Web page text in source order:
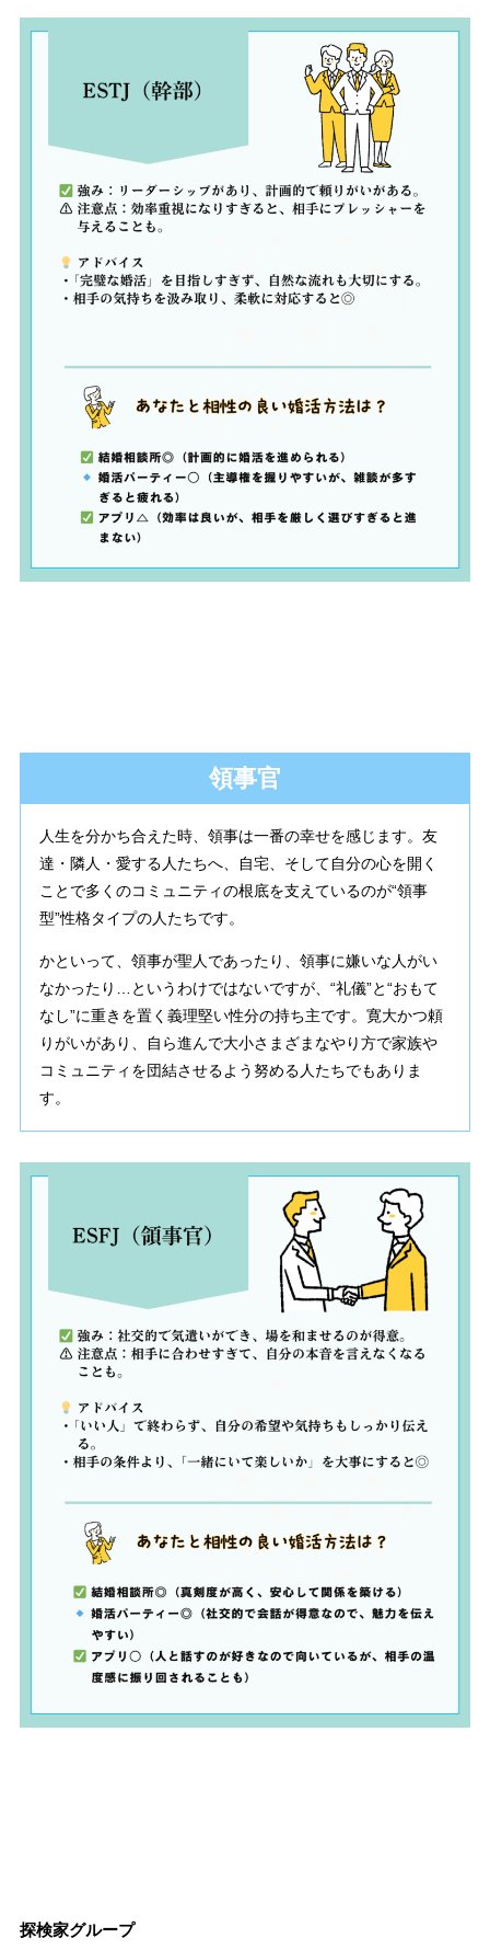
領事官
人生を分かち合えた時、領事は一番の幸せを感じます。友
達・隣人・愛する人たちへ、自宅、そして自分の心を開く
ことで多くのコミュニティの根底を支えているのが“領事
型”性格タイプの人たちです。
かといって、領事が聖人であったり、領事に嫌いな人がい
なかったり…というわけではないですが、“礼儀”と“おもて
なし”に重きを置く義理堅い性分の持ち主です。寛大かつ頼
りがいがあり、自ら進んで大小さまざまなやり方で家族や
コミュニティを団結させるよう努める人たちでもありま
す。
探検家グループ